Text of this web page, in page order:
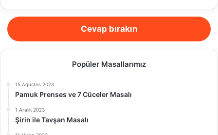
Cevap bırakın
Popüler Masallarımız
15 Ağustos 2023
Pamuk Prenses ve 7 Cüceler Masalı
1 Aralık 2023
Şirin ile Tavşan Masalı